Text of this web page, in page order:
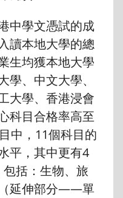
學文憑試的成
讀本地大學的總
生均獲本地大學
、中文大學、
大學、香港浸會
科目合格率高至
中，11個科目的
平，其中更有4
括：生物、旅
延伸部分——單